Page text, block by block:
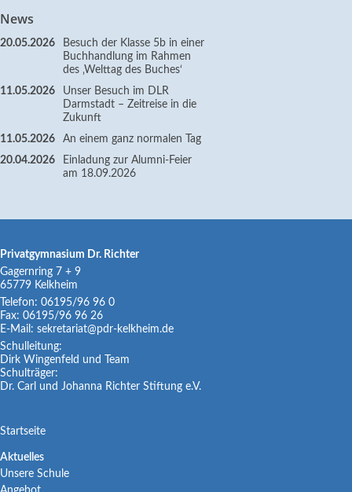
News
20.05.2026
Besuch der Klasse 5b in einer
Buchhandlung im Rahmen
des ‚Welttag des Buches‘
11.05.2026
Unser Besuch im DLR
Darmstadt – Zeitreise in die
Zukunft
11.05.2026
An einem ganz normalen Tag
20.04.2026
Einladung zur Alumni-Feier
am 18.09.2026
Privatgymnasium Dr. Richter
Gagernring 7 + 9
65779 Kelkheim
Telefon: 06195/96 96 0
Fax: 06195/96 96 26
E-Mail: sekretariat@pdr-kelkheim.de
Schulleitung:
Dirk Wingenfeld und Team
Schulträger:
Dr. Carl und Johanna Richter Stiftung e.V.
Navigation
Startseite
Navigation
überspringen
Aktuelles
Unsere Schule